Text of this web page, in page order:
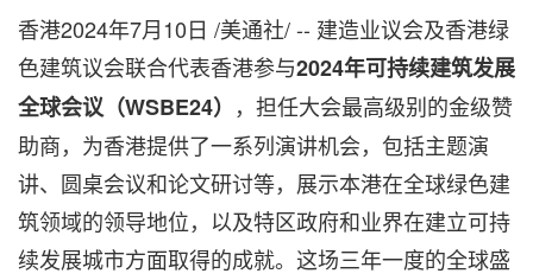
香港2024年7月10日 /美通社/ -- 建造业议会及香港绿
色建筑议会联合代表香港参与2024年可持续建筑发展
全球会议（WSBE24） ，担任大会最高级别的金级赞
助商，为香港提供了一系列演讲机会，包括主题演
讲、圆桌会议和论文研讨等，展示本港在全球绿色建
筑领域的领导地位，以及特区政府和业界在建立可持
续发展城市方面取得的成就。这场三年一度的全球盛